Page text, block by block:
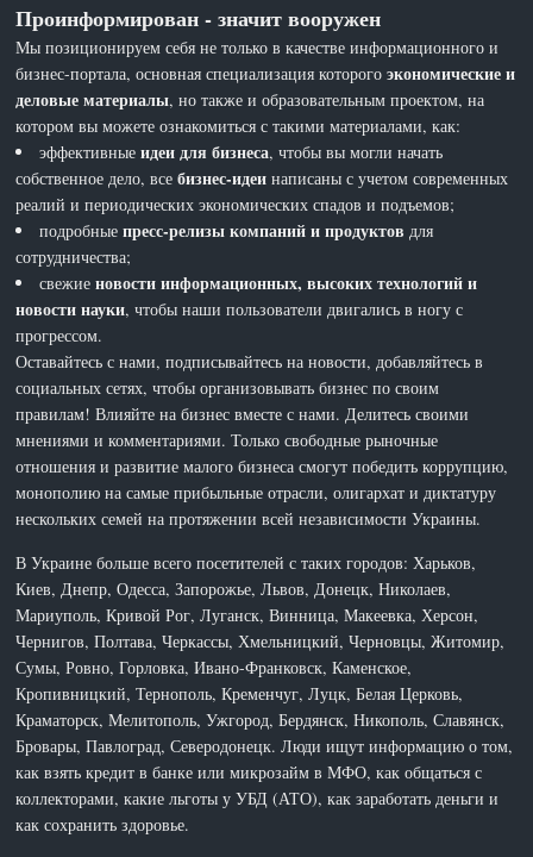
Проинформирован - значит вооружен
Мы позиционируем себя не только в качестве информационного и
бизнес-портала, основная специализация которогоэкономические и
деловые материалы, но также и образовательным проектом, на
котором вы можете ознакомиться с такими материалами, как:
эффективныеидеи для бизнеса, чтобы вы могли начать
собственное дело, всебизнес-идеи написаны с учетом современных
реалий и периодических экономических спадов и подъемов;
подробныепресс-релизы компаний и продуктов для
сотрудничества;
свежиеновости информационных, высоких технологий и
новости науки, чтобы наши пользователи двигались в ногу с
прогрессом.
Оставайтесь с нами, подписывайтесь на новости, добавляйтесь в
социальных сетях, чтобы организовывать бизнес по своим
правилам! Влияйте на бизнес вместе с нами. Делитесь своими
мнениями и комментариями. Только свободные рыночные
отношения и развитие малого бизнеса смогут победить коррупцию,
монополию на самые прибыльные отрасли, олигархат и диктатуру
нескольких семей на протяжении всей независимости Украины.
В Украине больше всего посетителей с таких городов: Харьков,
Киев, Днепр, Одесса, Запорожье, Львов, Донецк, Николаев,
Мариуполь, Кривой Рог, Луганск, Винница, Макеевка, Херсон,
Чернигов, Полтава, Черкассы, Хмельницкий, Черновцы, Житомир,
Сумы, Ровно, Горловка, Ивано-Франковск, Каменское,
Кропивницкий, Тернополь, Кременчуг, Луцк, Белая Церковь,
Краматорск, Мелитополь, Ужгород, Бердянск, Никополь, Славянск,
Бровары, Павлоград, Северодонецк. Люди ищут информацию о том,
как взять кредит в банке или микрозайм в МФО, как общаться с
коллекторами, какие льготы у УБД (АТО), как заработать деньги и
как сохранить здоровье.